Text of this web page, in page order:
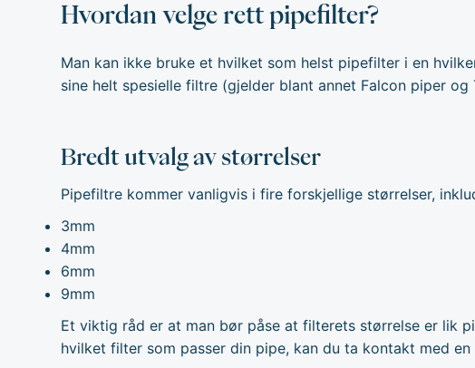
Hvordan velge rett pipefilter?
Man kan ikke bruke et hvilket som helst pipefilter i en
sine helt spesielle filtre (gjelder blant annet Falcon piper og
Bredt utvalg av størrelser
Pipefiltre kommer vanligvis i fire forskjellige størrelser,
3mm
4mm
6mm
9mm
Et viktig råd er at man bør påse at filterets størrelse er lik
hvilket filter som passer din pipe, kan duta kontakt med